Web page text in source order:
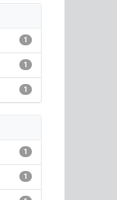
1
1
1
1
1